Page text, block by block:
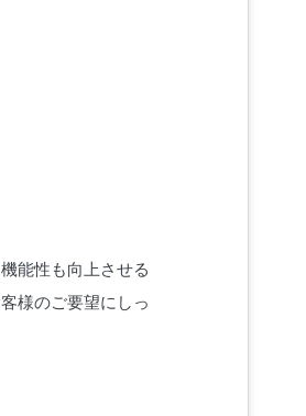
能性も向上させる
様のご要望にしっ